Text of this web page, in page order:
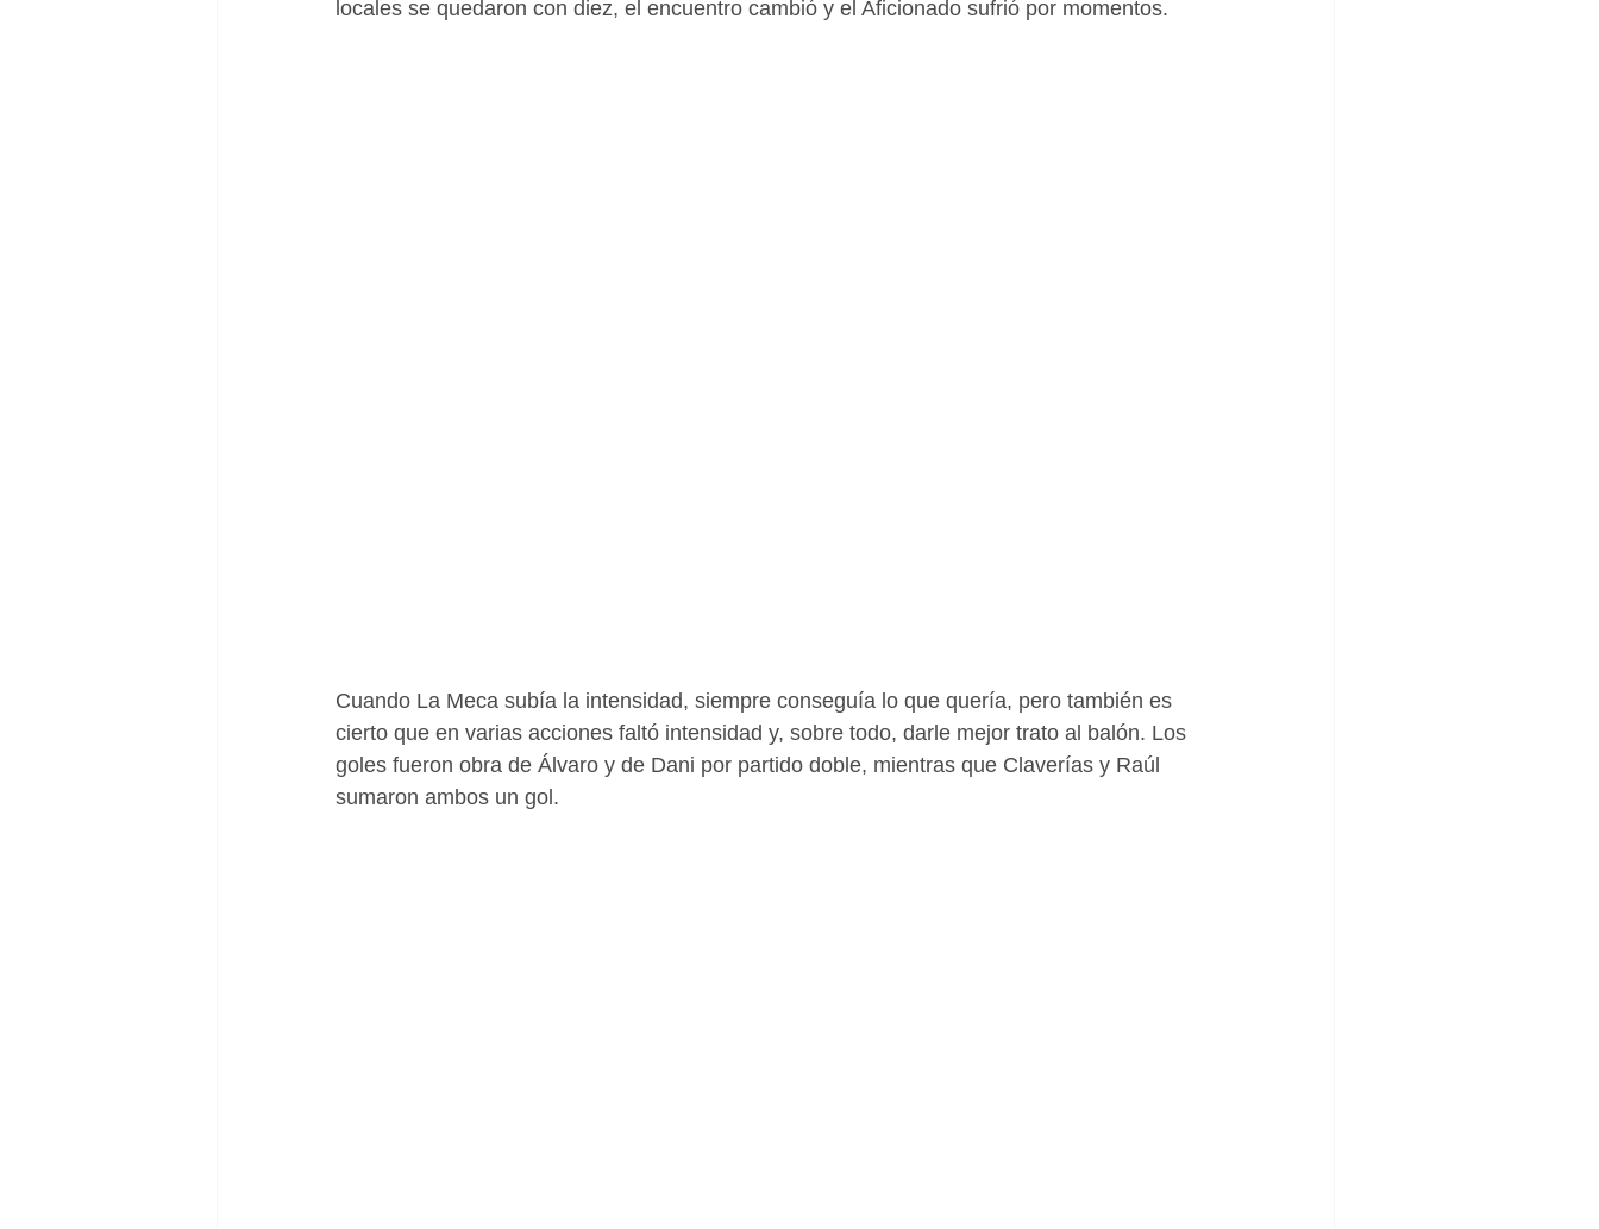
locales se quedaron con diez, el encuentro cambió y el Aficionado sufrió por momentos.
Cuando La Meca subía la intensidad, siempre conseguía lo que quería, pero también es
cierto que en varias acciones faltó intensidad y, sobre todo, darle mejor trato al balón. Los
goles fueron obra de Álvaro y de Dani por partido doble, mientras que Claverías y Raúl
sumaron ambos un gol.